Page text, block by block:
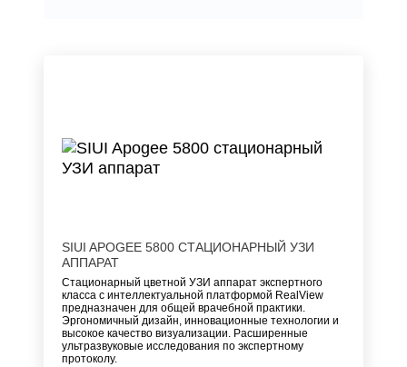
SIUI APOGEE 5800 СТАЦИОНАРНЫЙ УЗИ
АППАРАТ
Стационарный цветной УЗИ аппарат экспертного
класса с интеллектуальной платформой RealView
предназначен для общей врачебной практики.
Эргономичный дизайн, инновационные технологии и
высокое качество визуализации. Расширенные
ультразвуковые исследования по экспертному
протоколу.